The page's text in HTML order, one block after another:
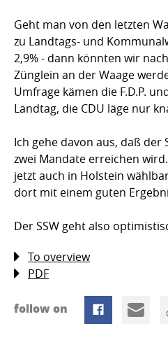
Geht man von den letzten
zu Landtags- und
2,9% - dann könnten wir
Zünglein an der Waage
Umfrage kämen die F.D.P.
Landtag, die CDU läge nur
Ich gehe davon aus, daß der
zwei Mandate erreichen
jetzt auch in Holstein
dort mit einem guten
Der SSW geht also
To overview
PDF
follow on